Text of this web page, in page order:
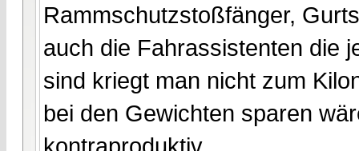
Rammschutzstoßfänger,
auch die Fahrassistenten die
sind kriegt man nicht zum
bei den Gewichten sparen
kontraproduktiv